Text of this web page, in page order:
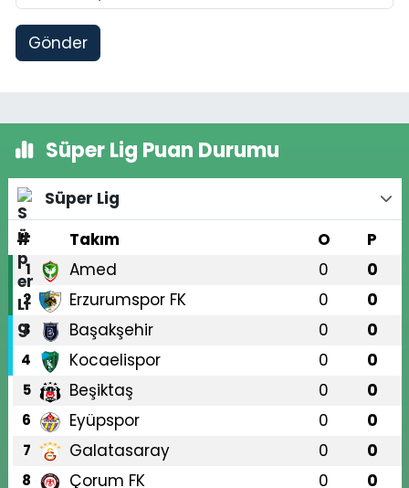
Gönder
Süper Lig Puan Durumu
Süper Lig
#
Takım O P
1 Amed 0 0
2 Erzurumspor FK 0 0
3 Başakşehir 0 0
4 Kocaelispor 0 0
5 Beşiktaş 0 0
6 Eyüpspor 0 0
7 Galatasaray 0 0
8 Çorum FK 0 0